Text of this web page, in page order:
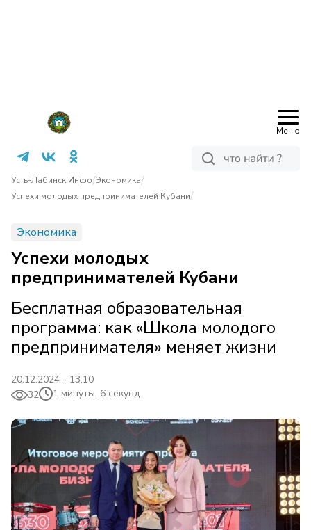
Меню
Усть-Лабинск Инфо/Экономика/
Успехи молодых предпринимателей Кубани/
Экономика
Успехи молодых
предпринимателей Кубани
Бесплатная образовательная
программа: как «Школа молодого
предпринимателя» меняет жизни
20.12.2024 - 13:10
32
1 минуты, 6 секунд